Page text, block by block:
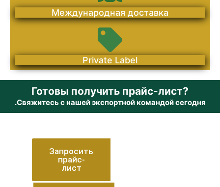
Private Label
Международная доставка
Готовы получить прайс-лист?
.Свяжитесь с нашей экспортной командой сегодня
Запросить
прайс-
лист